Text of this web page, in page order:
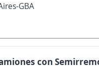
GBA
con